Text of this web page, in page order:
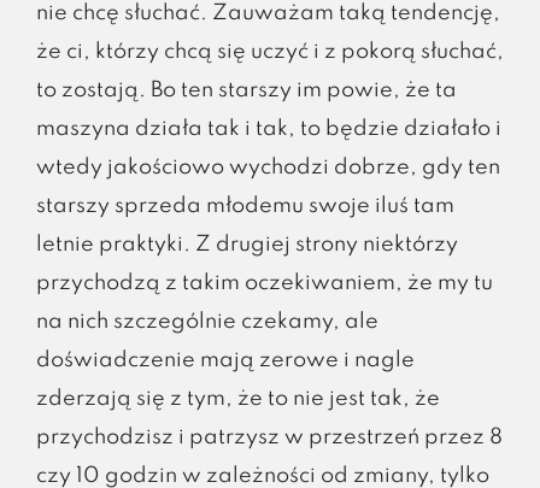
nie chcę słuchać. Zauważam taką tendencję,
że ci, którzy chcą się uczyć i z pokorą słuchać,
to zostają. Bo ten starszy im powie, że ta
maszyna działa tak i tak, to będzie działało i
wtedy jakościowo wychodzi dobrze, gdy ten
starszy sprzeda młodemu swoje iluś tam
letnie praktyki. Z drugiej strony niektórzy
przychodzą z takim oczekiwaniem, że my tu
na nich szczególnie czekamy, ale
doświadczenie mają zerowe i nagle
zderzają się z tym, że to nie jest tak, że
przychodzisz i patrzysz w przestrzeń przez 8
czy 10 godzin w zależności od zmiany, tylko